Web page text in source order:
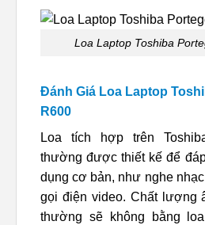
Loa Laptop Toshiba
Đánh Giá Loa Laptop
R600
Loa tích hợp trên
thường được thiết kế để
dụng cơ bản, như nghe
gọi điện video. Chất lượng
thường sẽ không bằng